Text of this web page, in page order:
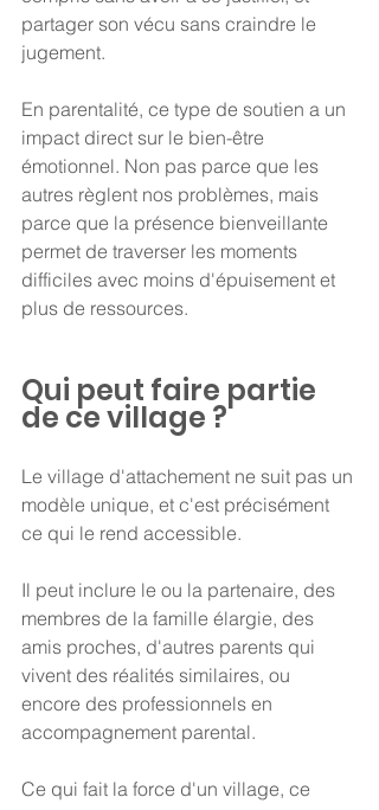
partager son vécu sans craindre le
jugement.
En parentalité, ce type de soutien a un
impact direct sur le bien-être
émotionnel. Non pas parce que les
autres règlent nos problèmes, mais
parce que la présence bienveillante
permet de traverser les moments
difficiles avec moins d'épuisement et
plus de ressources.
Qui peut faire partie
de ce village ?
Le village d'attachement ne suit pas un
modèle unique, et c'est précisément
ce qui le rend accessible.
Il peut inclure le ou la partenaire, des
membres de la famille élargie, des
amis proches, d'autres parents qui
vivent des réalités similaires, ou
encore des professionnels en
accompagnement parental.
Ce qui fait la force d'un village, ce